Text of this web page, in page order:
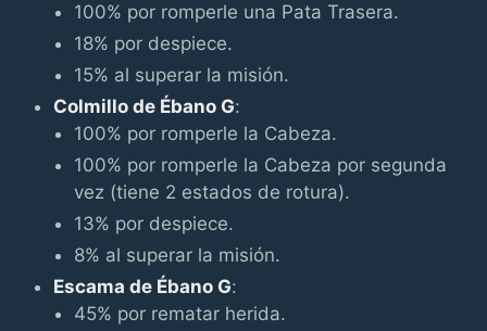
100% por romperle una Pata Trasera.
18% por despiece.
15% al superar la misión.
Colmillo de Ébano G:
100% por romperle la Cabeza.
100% por romperle la Cabeza por segunda
vez (tiene 2 estados de rotura).
13% por despiece.
8% al superar la misión.
Escama de Ébano G:
45% por rematar herida.